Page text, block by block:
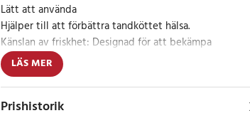
Lätt att använda
Hjälper till att förbättra tandköttet hälsa.
Känslan av friskhet: Designad för att bekämpa
bakterier och en större känsla av friskhet i munnen
Rengöring med mikrobubblor: tryckluft och vatten
skapar mikrobubblor som attackerar bakterierna i
plack.
LÄS MER
Prishistorik